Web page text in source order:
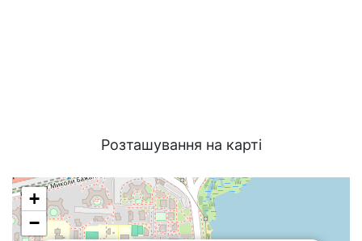
Розташування на карті
+
−